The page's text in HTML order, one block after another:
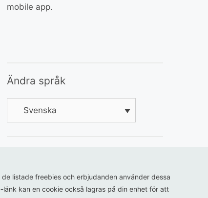
mobile app.
Ändra språk
Svenska
listade freebies och erbjudanden använder dessa
kan en cookie också lagras på din enhet för att